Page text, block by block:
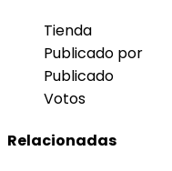
Tienda
Publicado por
Publicado
Votos
Relacionadas